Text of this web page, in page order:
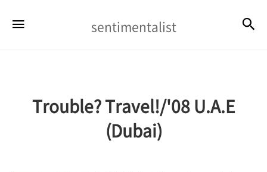
sentimentalist
Trouble? Travel!/'08 U.A.E
(Dubai)